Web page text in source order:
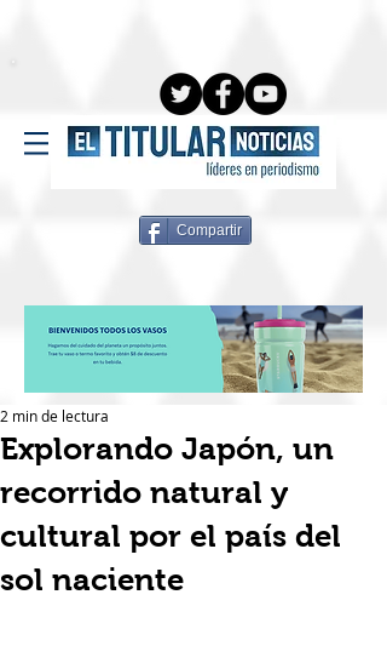
Compartir
Explorando Japón, un
recorrido natural y
cultural por el país del
sol naciente
2 min de lectura